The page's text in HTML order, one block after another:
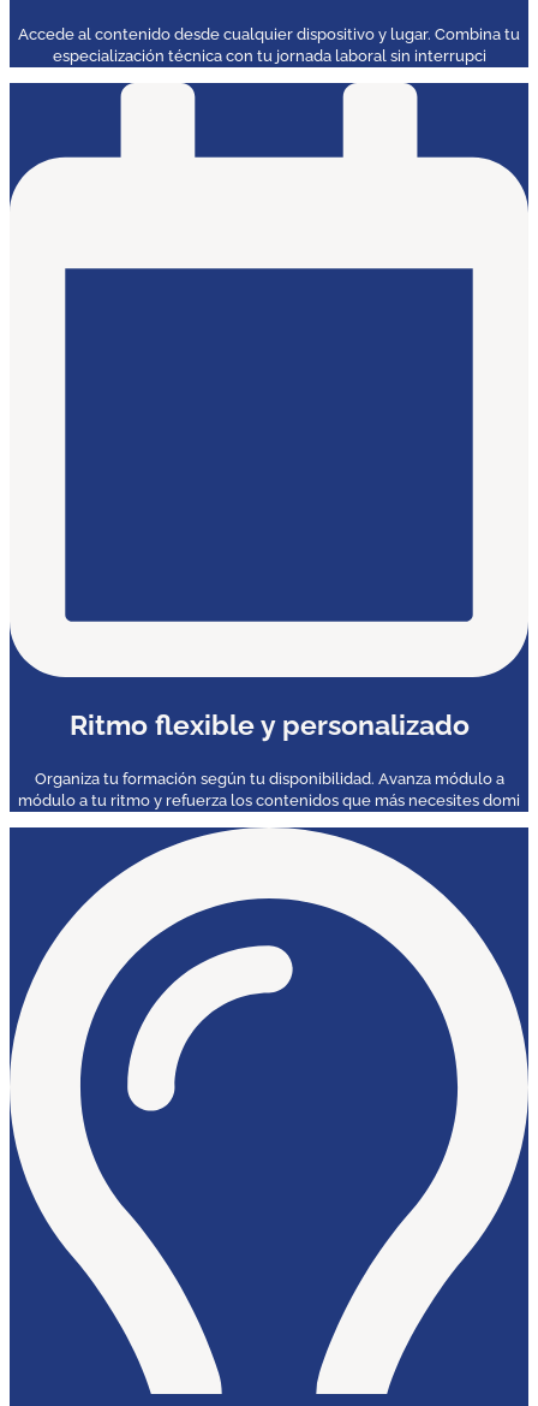
Accede al contenido desde cualquier dispositivo y lugar. Combina tu
especialización técnica con tu jornada laboral sin interrupci
Ritmo flexible y personalizado
Organiza tu formación según tu disponibilidad. Avanza módulo a
módulo a tu ritmo y refuerza los contenidos que más necesites domi